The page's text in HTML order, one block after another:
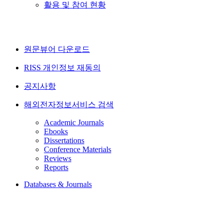
활용 및 참여 현황
원문뷰어 다운로드
RISS 개인정보 재동의
공지사항
해외전자정보서비스 검색
Academic Journals
Ebooks
Dissertations
Conference Materials
Reviews
Reports
Databases & Journals